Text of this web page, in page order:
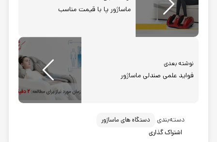
ماساژور پا با قیمت مناسب
نوشته بعدی
فواید علمی صندلی ماساژور
دسته‌بندی
دستگاه های ماساژور
اشتراک گذاری